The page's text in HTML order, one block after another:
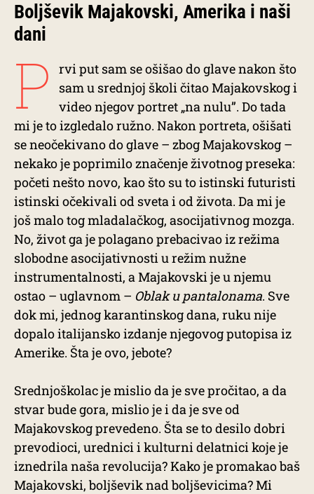
Boljševik Majakovski, Amerika i naši
dani
P
rvi put sam se ošišao do glave nakon što
sam u srednjoj školi čitao Majakovskog i
video njegov portret „na nulu”. Do tada
mi je to izgledalo ružno. Nakon portreta, ošišati
se neočekivano do glave – zbog Majakovskog –
nekako je poprimilo značenje životnog preseka:
početi nešto novo, kao što su to istinski futuristi
istinski očekivali od sveta i od života. Da mi je
još malo tog mladalačkog, asocijativnog mozga.
No, život ga je polagano prebacivao iz režima
slobodne asocijativnosti u režim nužne
instrumentalnosti, a Majakovski je u njemu
ostao – uglavnom – Oblak u pantalonama. Sve
dok mi, jednog karantinskog dana, ruku nije
dopalo italijansko izdanje njegovog putopisa iz
Amerike. Šta je ovo, jebote?
Srednjoškolac je mislio da je sve pročitao, a da
stvar bude gora, mislio je i da je sve od
Majakovskog prevedeno. Šta se to desilo dobri
prevodioci, urednici i kulturni delatnici koje je
iznedrila naša revolucija? Kako je promakao baš
Majakovski, boljševik nad boljševicima? Mi